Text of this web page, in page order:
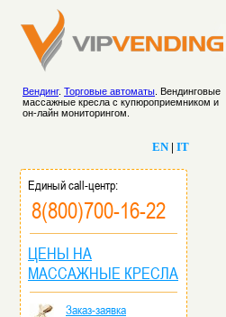
EN| IT
Вендинг. Торговые автоматы . Вендинговые
массажные кресла с купюроприемником и
он-лайн мониторингом.
Единый call-центр:
8(800)700-16-22
ЦЕНЫ НА
МАССАЖНЫЕ КРЕСЛА
Заказ-заявка